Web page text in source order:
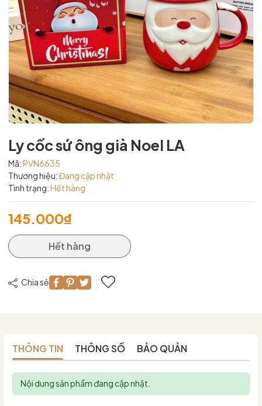
Ly cốc sứ ông già Noel LA
Mã:PVN6635
Thương hiệu:Đang cập nhật
Tình trạng:Hết hàng
145.000₫
Hết hàng
Chia sẻ
THÔNG TIN THÔNG SỐ BẢO QUẢN
Nội dung sản phẩm đang cập nhật.